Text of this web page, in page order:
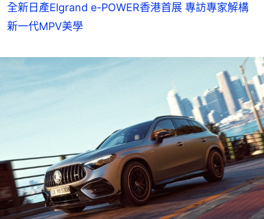
全新日產Elgrand e-POWER香港首展 專訪專家解構
新一代MPV美學